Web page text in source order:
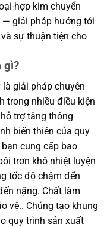
hợp kim chuyển
giải pháp hướng tới
sự thuận tiện cho
gì?
là giải pháp chuyên
trong nhiều điều kiện
trợ tăng thông
biến thiên của quy
cung cấp bao
trơn khô nhiệt luyện
tốc độ chậm đến
nặng. Chất làm
vệ.. Chúng tạo khung
quy trình sản xuất